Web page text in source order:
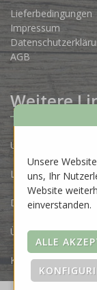
Lieferbedingungen
Impressum
AGB
Weitere
Unsere Produzenten
Lose Ware Konzept
Dein Eigenlabel
Über uns
Kontakt
Unsere
uns, Ihr
Website
einverstanden.